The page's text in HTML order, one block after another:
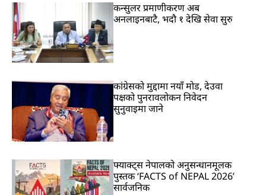
कन्सुलर प्रमाणीकरण अब
अनलाइनबाटै, भदौ १ देखि सेवा सुरु
कांग्रेसको मुद्दामा नयाँ मोड, देउवा
पक्षको पुनरावलोकन निवेदन
सुनुवाइमा जाने
फ्याक्ट्स नेपालको अनुसन्धानमूलक
पुस्तक ‘FACTS of NEPAL 2026’
सार्वजनिक